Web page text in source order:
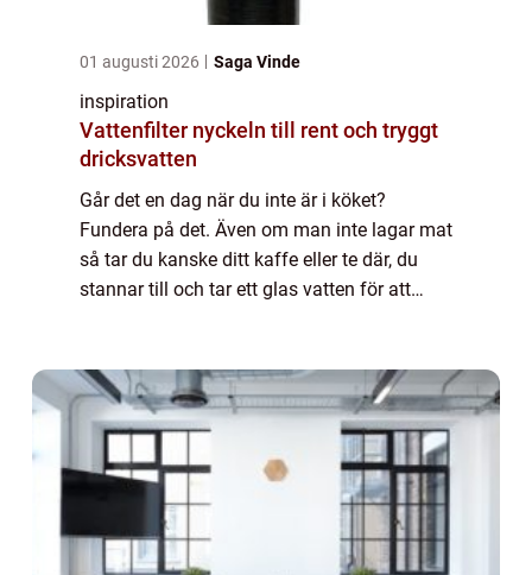
01 augusti 2026 Saga Vinde
inspiration
Vattenfilter nyckeln till rent och tryggt
dricksvatten
Går det en dag när du inte är i köket?
Fundera på det. Även om man inte lagar mat
så tar du kanske ditt kaffe eller te där, du
stannar till och tar ett glas vatten för att